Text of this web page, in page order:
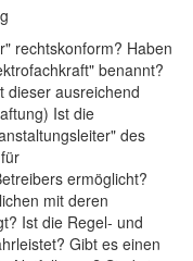
rechtskonform? Haben
benannt?
dieser ausreichend
Ist die
des
ermöglicht?
mit deren
Ist die Regel- und
Gibt es einen